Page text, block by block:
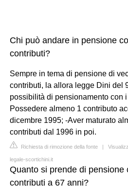
Chi può andare in pensione
contributi?
​Sempre in tema di pensione di
contributi, la allora legge Dini del
possibilità di pensionamento con
Possedere almeno 1 contributo
dicembre 1995; -Aver maturato
contributi dal 1996 in poi.
Richiesta di rimozione della fonte |
legale-scortichini.it
Quanto si prende di pensione
contributi a 67 anni?